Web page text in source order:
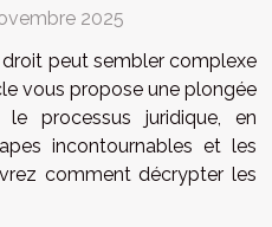
2025
peut sembler complexe
vous propose une plongée
processus juridique, en
incontournables et les
comment décrypter les